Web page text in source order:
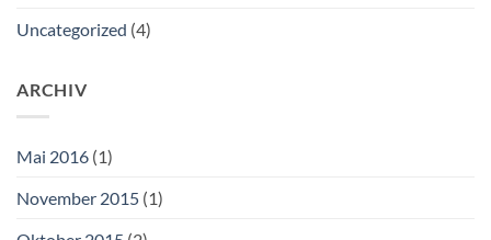
Uncategorized (4)
ARCHIV
Mai 2016 (1)
November 2015 (1)